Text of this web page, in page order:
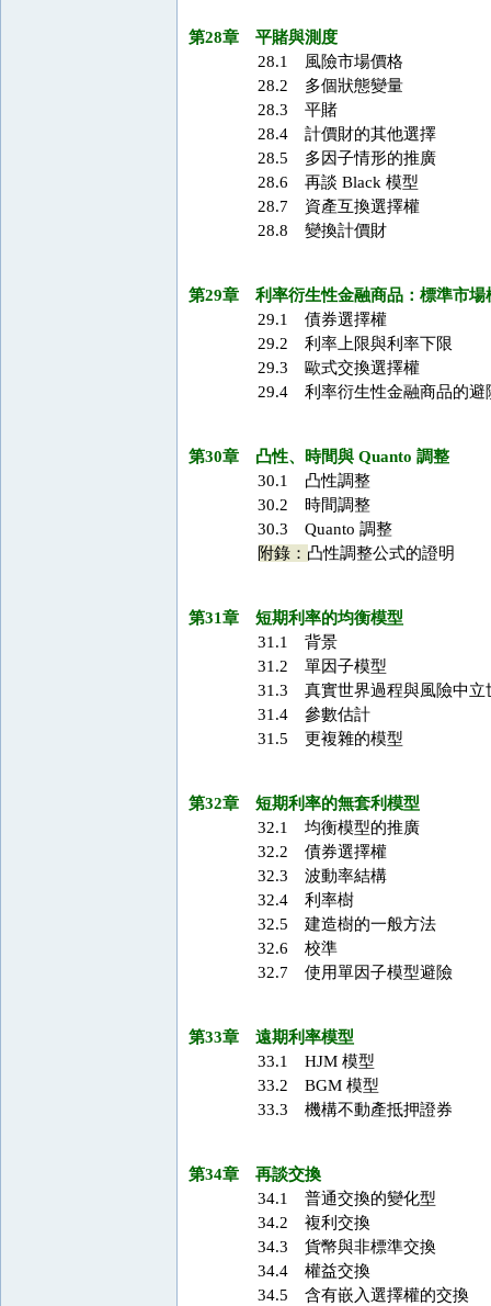
第28章 平賭與測度
28.1 風險市場價格
28.2 多個狀態變量
28.3 平賭
28.4 計價財的其他選擇
28.5 多因子情形的推廣
28.6 再談 Black 模型
28.7 資產互換選擇權
28.8 變換計價財
第29章 利率衍生性金融商品：標準市場
29.1 債券選擇權
29.2 利率上限與利率下限
29.3 歐式交換選擇權
29.4 利率衍生性金融商品的避
第30章 凸性、時間與 Quanto 調整
30.1 凸性調整
30.2 時間調整
30.3 Quanto 調整
附錄： 凸性調整公式的證明
第31章 短期利率的均衡模型
31.1 背景
31.2 單因子模型
31.3 真實世界過程與風險中立
31.4 參數估計
31.5 更複雜的模型
第32章 短期利率的無套利模型
32.1 均衡模型的推廣
32.2 債券選擇權
32.3 波動率結構
32.4 利率樹
32.5 建造樹的一般方法
32.6 校準
32.7 使用單因子模型避險
第33章 遠期利率模型
33.1 HJM 模型
33.2 BGM 模型
33.3 機構不動產抵押證券
第34章 再談交換
34.1 普通交換的變化型
34.2 複利交換
34.3 貨幣與非標準交換
34.4 權益交換
34.5 含有嵌入選擇權的交換